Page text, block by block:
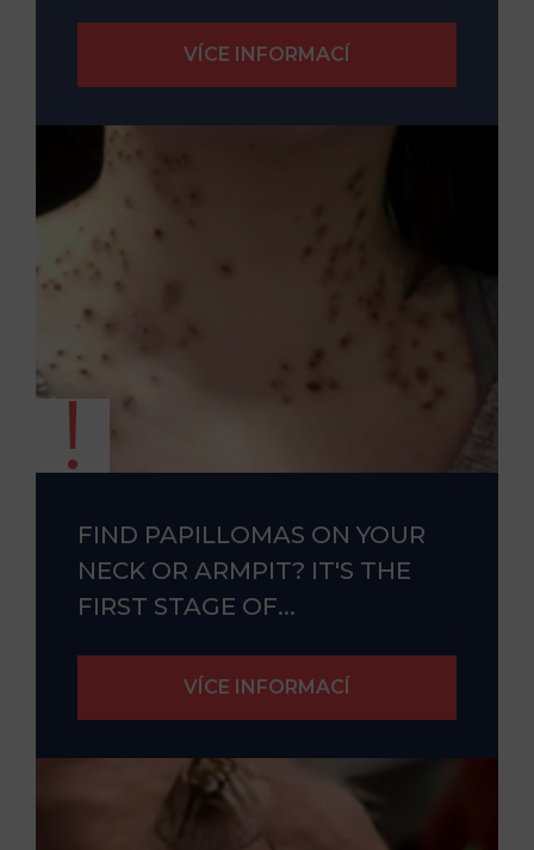
FIND PAPILLOMAS ON YOUR
NECK OR ARMPIT? IT'S THE
FIRST STAGE OF...